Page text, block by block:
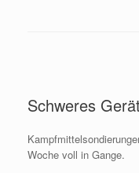
Schweres
Woche voll in Gange.